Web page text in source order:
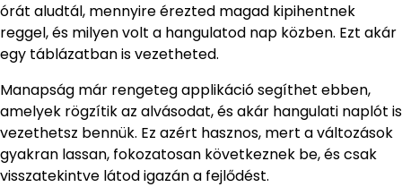
órát aludtál, mennyire érezted magad kipihentnek
reggel, és milyen volt a hangulatod nap közben. Ezt akár
egy táblázatban is vezetheted.
Manapság már rengeteg applikáció segíthet ebben,
amelyek rögzítik az alvásodat, és akár hangulati naplót is
vezethetsz bennük. Ez azért hasznos, mert a változások
gyakran lassan, fokozatosan következnek be, és csak
visszatekintve látod igazán a fejlődést.